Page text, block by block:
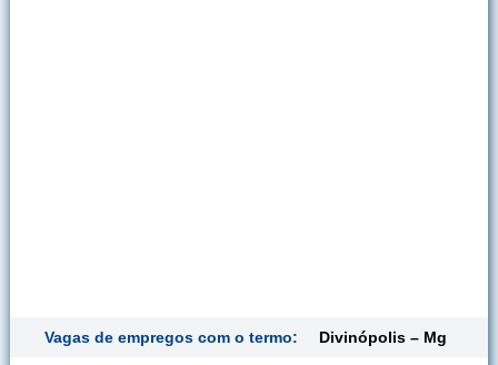
Vagas de empregos com o termo: Divinópolis – Mg